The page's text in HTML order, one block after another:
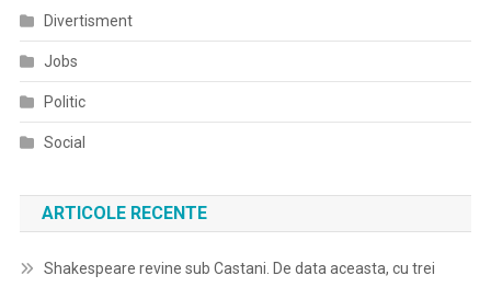
Divertisment
Jobs
Politic
Social
ARTICOLE RECENTE
Shakespeare revine sub Castani. De data aceasta, cu trei